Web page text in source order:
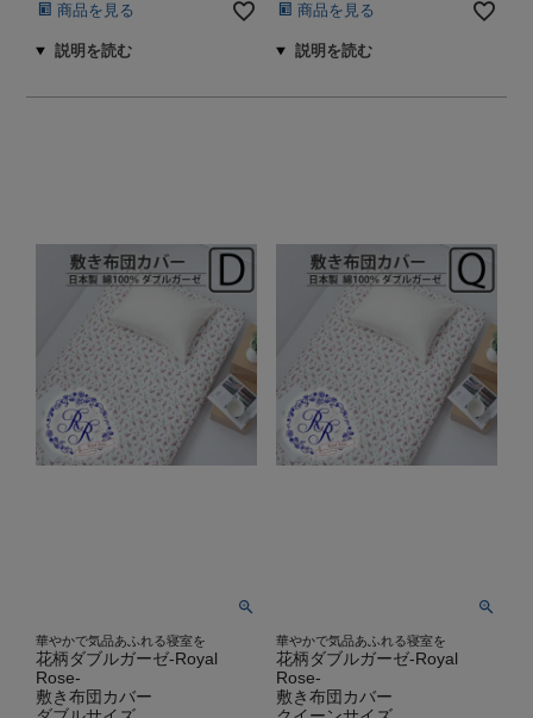
商品を見る 商品を見る
華やかで気品あふれる寝室を
花柄ダブルガーゼ-Royal
Rose-
敷き布団カバー
華やかで気品あふれる寝室を
花柄ダブルガーゼ-Royal
Rose-
敷き布団カバー